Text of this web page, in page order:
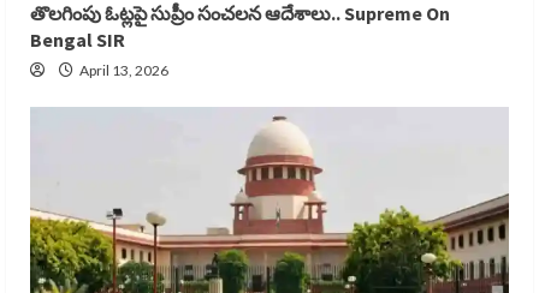
తొలగింపు ఓట్లపై సుప్రీం సంచలన ఆదేశాలు.. Supreme On
Bengal SIR
April 13, 2026